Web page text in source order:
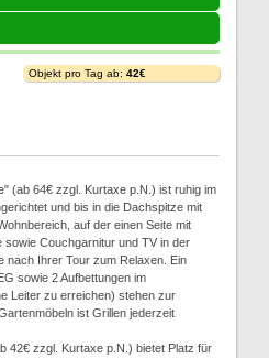
Objekt pro Tag ab: 42€
(ab 64€ zzgl. Kurtaxe p.N.) ist ruhig im
und bis in die Dachspitze mit
auf der einen Seite mit
Couchgarnitur und TV in der
nach Ihrer Tour zum Relaxen. Ein
sowie 2 Aufbettungen im
Leiter zu erreichen) stehen zur
ist Grillen jederzeit
42€ zzgl. Kurtaxe p.N.) bietet Platz für